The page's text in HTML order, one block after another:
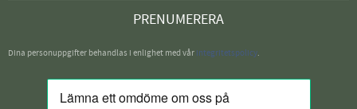
PRENUMERERA
Dina personuppgifter behandlas i enlighet med vår integritetspolicy.